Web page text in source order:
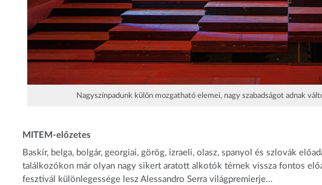
Nagyszínpadunk külön mozgatható elemei, nagy szabadságot adnak
MITEM-előzetes
Baskír, belga, bolgár, georgiai, görög, izraeli, olasz, spanyol és szlovák
találkozókon már olyan nagy sikert aratott alkotók térnek vissza fontos
fesztivál különlegessége lesz Alessandro Serra világpremierje…